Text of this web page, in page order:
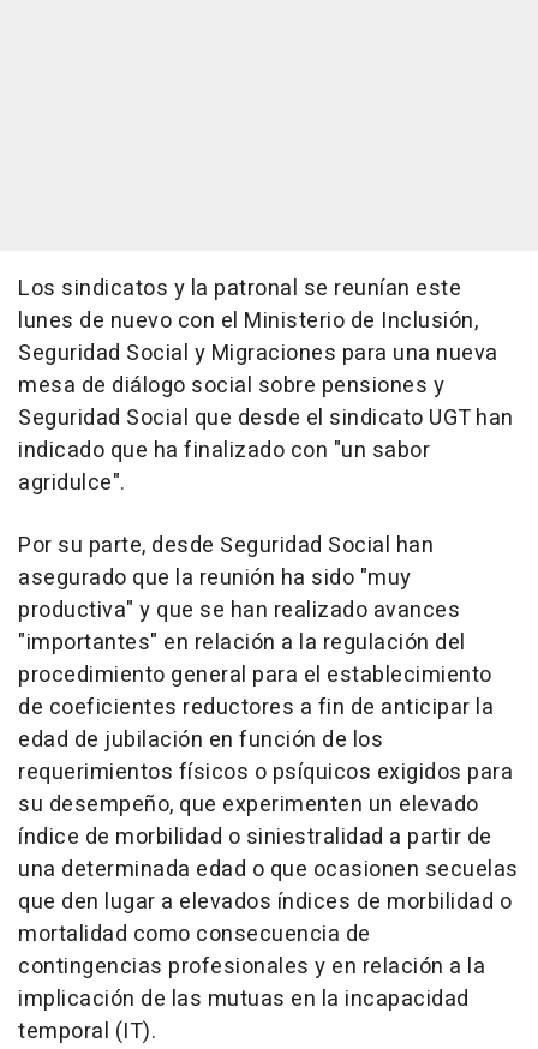
Los sindicatos y la patronal se reunían este
lunes de nuevo con el Ministerio de Inclusión,
Seguridad Social y Migraciones para una nueva
mesa de diálogo social sobre pensiones y
Seguridad Social que desde el sindicato UGT han
indicado que ha finalizado con "un sabor
agridulce".
Por su parte, desde Seguridad Social han
asegurado que la reunión ha sido "muy
productiva" y que se han realizado avances
"importantes" en relación a la regulación del
procedimiento general para el establecimiento
de coeficientes reductores a fin de anticipar la
edad de jubilación en función de los
requerimientos físicos o psíquicos exigidos para
su desempeño, que experimenten un elevado
índice de morbilidad o siniestralidad a partir de
una determinada edad o que ocasionen secuelas
que den lugar a elevados índices de morbilidad o
mortalidad como consecuencia de
contingencias profesionales y en relación a la
implicación de las mutuas en la incapacidad
temporal (IT).